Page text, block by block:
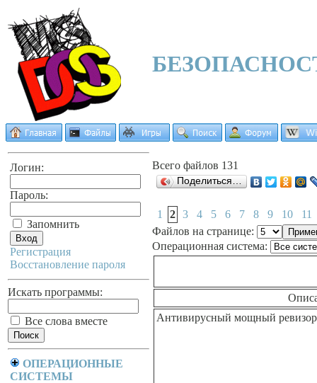
Логин:
Пароль:
Запомнить
Регистрация
Восстановление пароля
Искать программы:
Все слова вместе
ОПЕРАЦИОННЫЕ
СИСТЕМЫ
Всего файлов 131
Поделиться…
1 2 3 4 5 6 7 8 9 10
11
Файлов на странице:
Операционная система:
Антивирусный мощный ревизор